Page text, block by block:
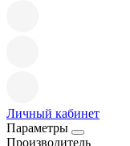
Личный кабинет
Параметры
Производитель